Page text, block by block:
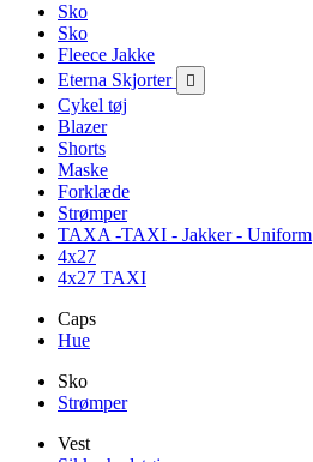
Sko
Sko
Fleece Jakke
Eterna Skjorter

Cykel tøj
Blazer
Shorts
Maske
Forklæde
Strømper
TAXA -TAXI - Jakker - Uniform
4x27
4x27 TAXI
Caps
Hue
Sko
Strømper
Vest